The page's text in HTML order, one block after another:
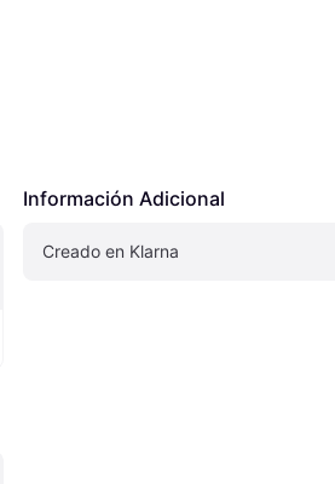
Información Adicional
Creado en Klarna